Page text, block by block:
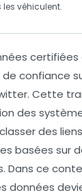
les véhiculent.
certifiées
confiance
Cette
des
des
basées sur
. Dans ce
données